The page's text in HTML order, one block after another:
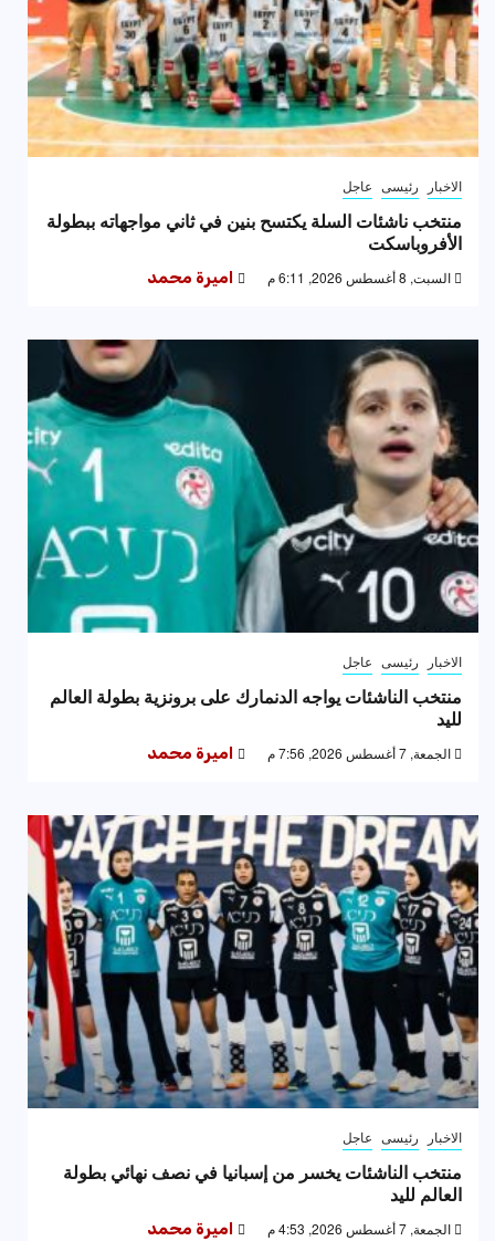
الاخبار رئيسى عاجل
منتخب ناشئات السلة يكتسح بنين في ثاني مواجهاته ببطولة
الأفروباسكت
السبت, 8 أغسطس 2026, 6:11 م اميرة محمد
الاخبار رئيسى عاجل
منتخب الناشئات يواجه الدنمارك على برونزية بطولة العالم
لليد
الجمعة, 7 أغسطس 2026, 7:56 م اميرة محمد
الاخبار رئيسى عاجل
منتخب الناشئات يخسر من إسبانيا في نصف نهائي بطولة
العالم لليد
الجمعة, 7 أغسطس 2026, 4:53 م اميرة محمد